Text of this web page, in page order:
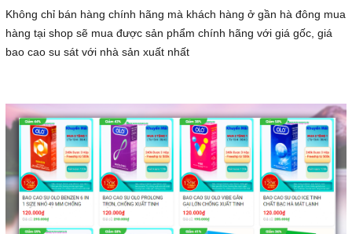
Không chỉ bán hàng chính hãng mà khách hàng ở gần hà đông mua
hàng tại shop sẽ mua được sản phẩm chính hãng với giá gốc, giá
bao cao su sát với nhà sản xuất nhất